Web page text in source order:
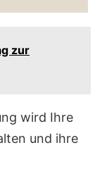
zur
wird Ihre
und ihre